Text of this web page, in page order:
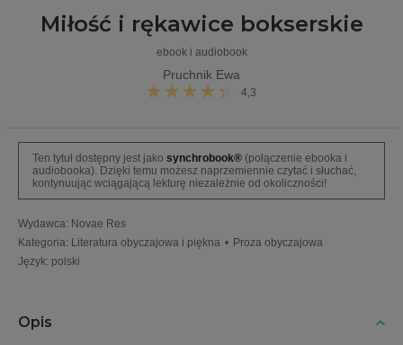
Miłość i rękawice bokserskie
ebook i audiobook
Pruchnik Ewa
4,3
Ten tytuł dostępny jest jako synchrobook® (połączenie ebooka i
audiobooka). Dzięki temu możesz naprzemiennie czytać i słuchać,
kontynuując wciągającą lekturę niezależnie od okoliczności!
Wydawca: Novae Res
Kategoria: Literatura obyczajowa i piękna • Proza obyczajowa
Język: polski
Opis